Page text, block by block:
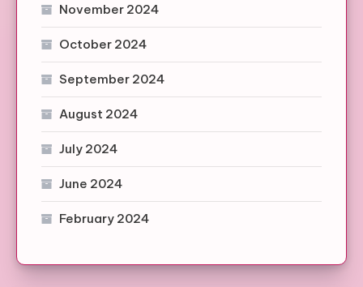
November 2024
October 2024
September 2024
August 2024
July 2024
June 2024
February 2024